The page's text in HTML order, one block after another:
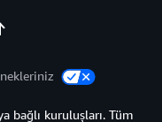
bağlı kuruluşları. Tüm